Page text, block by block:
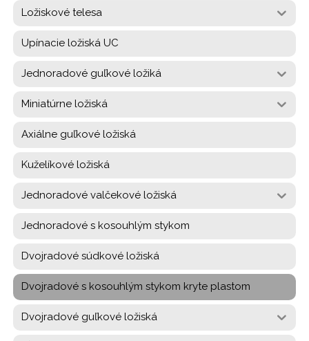
Ložiskové telesa
Upínacie ložiská UC
Jednoradové guľkové ložiká
Miniatúrne ložiská
Axiálne guľkové ložiská
Kuželíkové ložiská
Jednoradové valčekové ložiská
Jednoradové s kosouhlým stykom
Dvojradové súdkové ložiská
Dvojradové s kosouhlým stykom kryte plastom
Dvojradové guľkové ložiská